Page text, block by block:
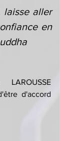
laisse aller
en
d'accord